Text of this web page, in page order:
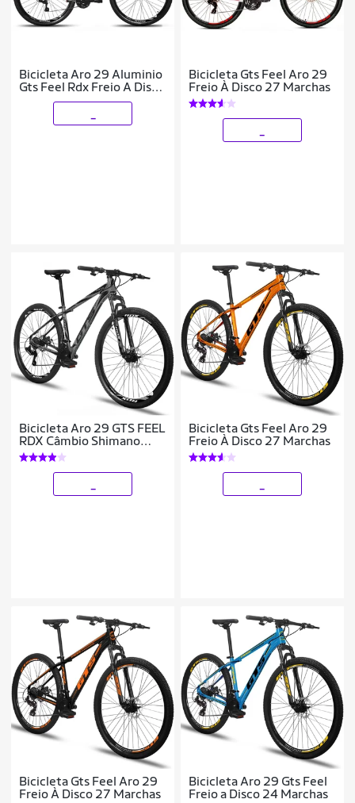
Bicicleta Aro 29 Aluminio
Gts Feel Rdx Freio A Disco
24 Marchas
Bicicleta Gts Feel Aro 29
Freio À Disco 27 Marchas
Bicicleta Aro 29 GTS FEEL
RDX Câmbio Shimano
Freio a Disco 21 Marchas
Bicicleta Gts Feel Aro 29
Freio À Disco 27 Marchas
Bicicleta Gts Feel Aro 29
Freio À Disco 27 Marchas
Bicicleta Aro 29 Gts Feel
Freio a Disco 24 Marchas